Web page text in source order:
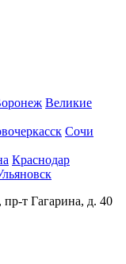
Великие
Сочи
Краснодар
т Гагарина, д. 40